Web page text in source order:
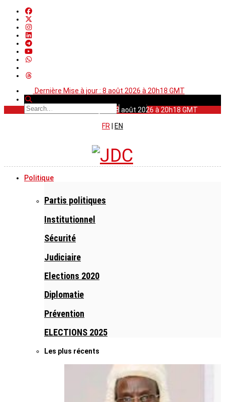
Dernière Mise à jour : 8 août 2026 à 20h18 GMT
Dernière Mise à jour : 8 août 2026 à 20h18 GMT
FR
EN
Politique
Partis politiques
Institutionnel
Sécurité
Judiciaire
Elections 2020
Diplomatie
Prévention
ELECTIONS 2025
Les plus récents